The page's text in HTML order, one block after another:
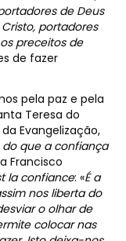
de Deus
portadores
preceitos de
de fazer
pela paz e pela
Teresa do
Evangelização,
que a confiança
Francisco
la confiance: «É a
nos liberta do
o olhar de
colocar nas